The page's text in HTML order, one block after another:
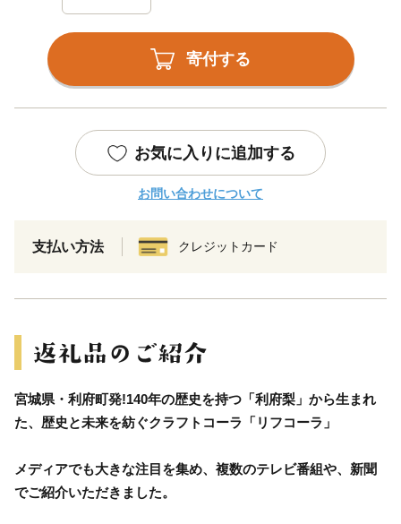
寄付する
お気に入りに追加する
お問い合わせについて
支払い方法 クレジットカード
宮城県・利府町発!140年の歴史を持つ「利府梨」から生まれ
た、歴史と未来を紡ぐクラフトコーラ「リフコーラ」
メディアでも大きな注目を集め、複数のテレビ番組や、新聞
でご紹介いただきました。